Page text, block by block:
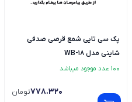
پک سی تایی شمع قرصی صدفی
شاینی مدل WB-18
100 عدد موجود میباشد
778.320تومان